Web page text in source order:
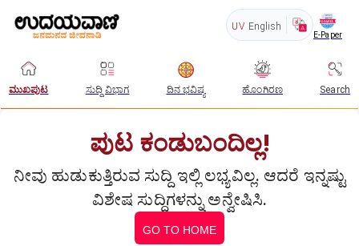
UV English
E-Paper
ಮುಖಪುಟ ಸುದ್ದಿ ವಿಭಾಗ ದಿನ ಭವಿಷ್ಯ ಹೊಂಗಿರಣ Search
ಪುಟ ಕಂಡುಬಂದಿಲ್ಲ!
ನೀವು ಹುಡುಕುತ್ತಿರುವ ಸುದ್ದಿ ಇಲ್ಲಿ ಲಭ್ಯವಿಲ್ಲ. ಆದರೆ ಇನ್ನಷ್ಟು
ವಿಶೇಷ ಸುದ್ದಿಗಳನ್ನು ಅನ್ವೇಷಿಸಿ.
GO TO HOME